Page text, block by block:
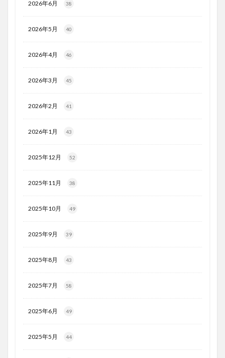
2026年6月 38
2026年5月 40
2026年4月 46
2026年3月 45
2026年2月 41
2026年1月 43
2025年12月 52
2025年11月 38
2025年10月 49
2025年9月 39
2025年8月 43
2025年7月 58
2025年6月 49
2025年5月 44